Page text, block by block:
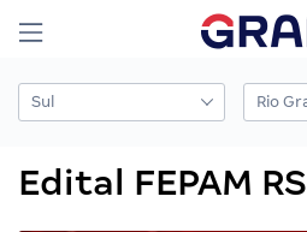
Edital FEPAM RS